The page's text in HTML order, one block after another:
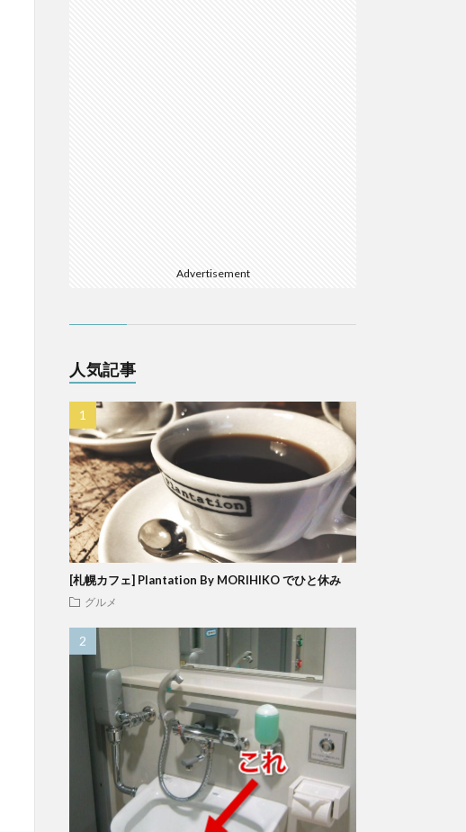
Advertisement
人気記事
[札幌カフェ] Plantation By MORIHIKO でひと休み
グルメ